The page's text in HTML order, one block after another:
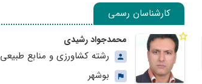
کارشناسان رسمی
محمدجواد رشیدی
رشته کشاورزی و منابع طبیعی
بوشهر